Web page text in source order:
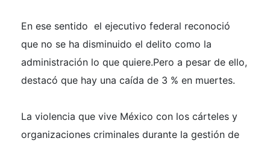
En ese sentido el ejecutivo federal reconoció
que no se ha disminuido el delito como la
administración lo que quiere.Pero a pesar de ello,
destacó que hay una caída de 3 % en muertes.
La violencia que vive México con los cárteles y
organizaciones criminales durante la gestión de